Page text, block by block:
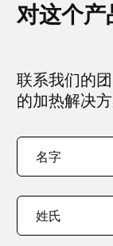
对这个产
联系我们的
的加热解决方
indicates
您
字
名字
姓氏